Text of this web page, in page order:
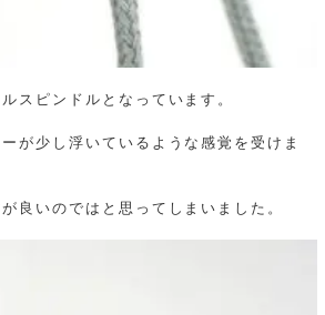
スピンドルとなっています。
が少し浮いているような感覚を受けま
良いのではと思ってしまいました。